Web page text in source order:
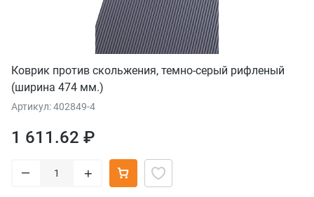
Коврик против скольжения, темно-серый рифленый
(ширина 474 мм.)
Артикул: 402849-4
1 611.62 ₽
– +